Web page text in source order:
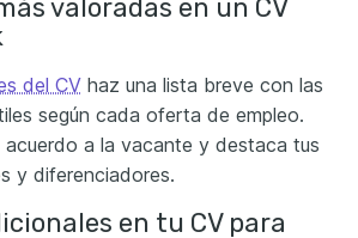
valoradas en un CV
del CV haz una lista breve con las
según cada oferta de empleo.
acuerdo a la vacante y destaca tus
y diferenciadores.
en tu CV para